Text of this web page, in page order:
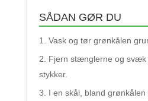
SÅDAN GØR DU
Vask og tør grønkålen
Fjern stænglerne og svæk
stykker.
I en skål, bland